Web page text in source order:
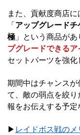
また、貢献度商店
「アップグレードチ
極 」という商品があ
プグレードできる
セットパーツを強
期間中はチャンス
て、敵の弱点を絞
報をお伝えする予定
▶︎ レイドボス戦の